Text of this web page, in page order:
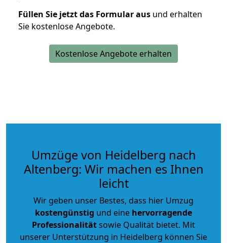
Füllen Sie jetzt das Formular aus und erhalten
Sie kostenlose Angebote.
Kostenlose Angebote erhalten
Umzüge von Heidelberg nach
Altenberg: Wir machen es Ihnen
leicht
Wir geben unser Bestes, dass hier Umzug
kostengünstig und eine hervorragende
Professionalitätsowie Qualität bietet. Mit
unserer Unterstützung in Heidelberg können Sie